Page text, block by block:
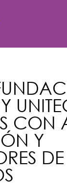
CON
Y
DE